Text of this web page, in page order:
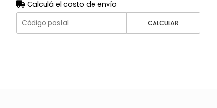
Calculá el costo de envío
CALCULAR